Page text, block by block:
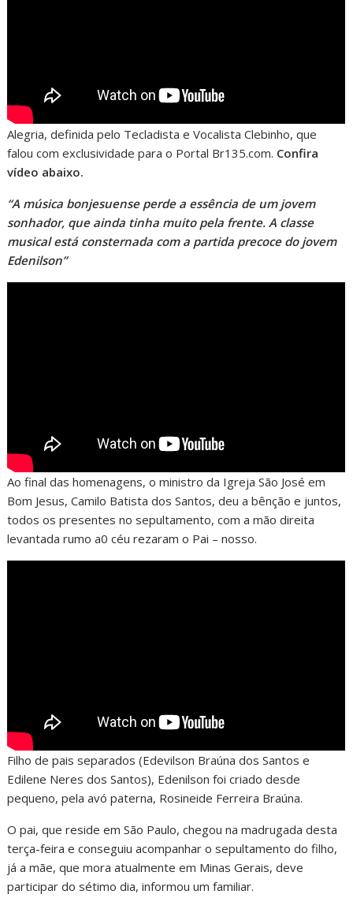
Alegria, definida pelo Tecladista e Vocalista Clebinho, que
falou com exclusividade para o Portal Br135.com. Confira
vídeo abaixo.
“A música bonjesuense perde a essência de um jovem
sonhador, que ainda tinha muito pela frente. A classe
musical está consternada com a partida precoce do jovem
Edenilson”
Ao final das homenagens, o ministro da Igreja São José em
Bom Jesus, Camilo Batista dos Santos, deu a bênção e juntos,
todos os presentes no sepultamento, com a mão direita
levantada rumo a0 céu rezaram o Pai – nosso.
Filho de pais separados (Edevilson Braúna dos Santos e
Edilene Neres dos Santos), Edenilson foi criado desde
pequeno, pela avó paterna, Rosineide Ferreira Braúna.
O pai, que reside em São Paulo, chegou na madrugada desta
terça-feira e conseguiu acompanhar o sepultamento do filho,
já a mãe, que mora atualmente em Minas Gerais, deve
participar do sétimo dia, informou um familiar.